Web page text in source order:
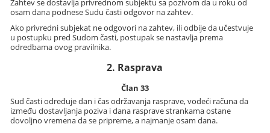
Zahtev se dostavlja privrednom subjektu sa pozivom da u roku od
osam dana podnese Sudu časti odgovor na zahtev.
Ako privredni subjekat ne odgovori na zahtev, ili odbije da učestvuje
u postupku pred Sudom časti, postupak se nastavlja prema
odredbama ovog pravilnika.
2. Rasprava
Član 33
Sud časti određuje dan i čas održavanja rasprave, vodeći računa da
između dostavljanja poziva i dana rasprave strankama ostane
dovoljno vremena da se pripreme, a najmanje osam dana.